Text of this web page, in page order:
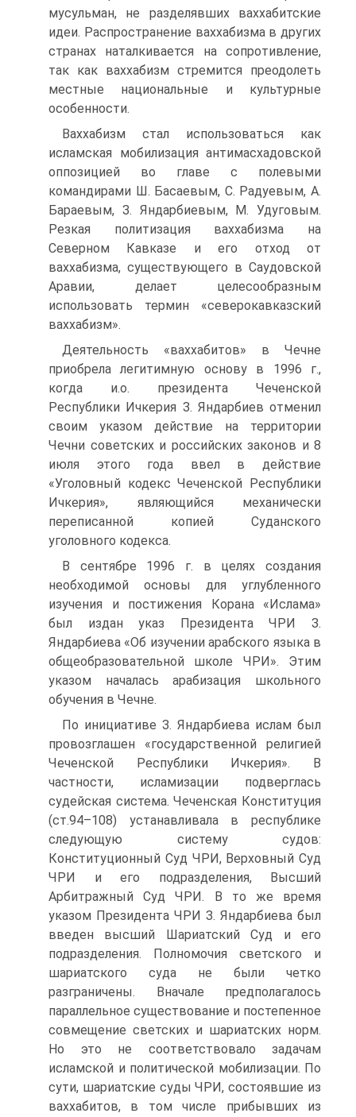
мусульман, не разделявших ваххабитские
идеи. Распространение ваххабизма в других
странах наталкивается на сопротивление,
так как ваххабизм стремится преодолеть
местные национальные и культурные
особенности.
Ваххабизм стал использоваться как
исламская мобилизация антимасхадовской
оппозицией во главе с полевыми
командирами Ш. Басаевым, С. Радуевым, А.
Бараевым, З. Яндарбиевым, М. Удуговым.
Резкая политизация ваххабизма на
Северном Кавказе и его отход от
ваххабизма, существующего в Саудовской
Аравии, делает целесообразным
использовать термин «северокавказский
ваххабизм».
Деятельность «ваххабитов» в Чечне
приобрела легитимную основу в 1996 г.,
когда и.о. президента Чеченской
Республики Ичкерия З. Яндарбиев отменил
своим указом действие на территории
Чечни советских и российских законов и 8
июля этого года ввел в действие
«Уголовный кодекс Чеченской Республики
Ичкерия», являющийся механически
переписанной копией Суданского
уголовного кодекса.
В сентябре 1996 г. в целях создания
необходимой основы для углубленного
изучения и постижения Корана «Ислама»
был издан указ Президента ЧРИ З.
Яндарбиева «Об изучении арабского языка в
общеобразовательной школе ЧРИ». Этим
указом началась арабизация школьного
обучения в Чечне.
По инициативе З. Яндарбиева ислам был
провозглашен «государственной религией
Чеченской Республики Ичкерия». В
частности, исламизации подверглась
судейская система. Чеченская Конституция
(ст.94–108) устанавливала в республике
следующую систему судов:
Конституционный Суд ЧРИ, Верховный Суд
ЧРИ и его подразделения, Высший
Арбитражный Суд ЧРИ. В то же время
указом Президента ЧРИ З. Яндарбиева был
введен высший Шариатский Суд и его
подразделения. Полномочия светского и
шариатского суда не были четко
разграничены. Вначале предполагалось
параллельное существование и постепенное
совмещение светских и шариатских норм.
Но это не соответствовало задачам
исламской и политической мобилизации. По
сути, шариатские суды ЧРИ, состоявшие из
ваххабитов, в том числе прибывших из